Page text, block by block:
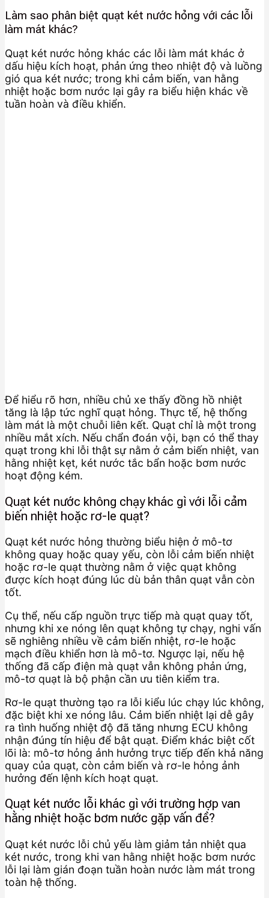
Làm sao phân biệt quạt két nước hỏng với các lỗi
làm mát khác?
Quạt két nước hỏng khác các lỗi làm mát khác ở
dấu hiệu kích hoạt, phản ứng theo nhiệt độ và luồng
gió qua két nước; trong khi cảm biến, van hằng
nhiệt hoặc bơm nước lại gây ra biểu hiện khác về
tuần hoàn và điều khiển.
Để hiểu rõ hơn, nhiều chủ xe thấy đồng hồ nhiệt
tăng là lập tức nghĩ quạt hỏng. Thực tế, hệ thống
làm mát là một chuỗi liên kết. Quạt chỉ là một trong
nhiều mắt xích. Nếu chẩn đoán vội, bạn có thể thay
quạt trong khi lỗi thật sự nằm ở cảm biến nhiệt, van
hằng nhiệt kẹt, két nước tắc bẩn hoặc bơm nước
hoạt động kém.
Quạt két nước không chạy khác gì với lỗi cảm
biến nhiệt hoặc rơ-le quạt?
Quạt két nước hỏng thường biểu hiện ở mô-tơ
không quay hoặc quay yếu, còn lỗi cảm biến nhiệt
hoặc rơ-le quạt thường nằm ở việc quạt không
được kích hoạt đúng lúc dù bản thân quạt vẫn còn
tốt.
Cụ thể, nếu cấp nguồn trực tiếp mà quạt quay tốt,
nhưng khi xe nóng lên quạt không tự chạy, nghi vấn
sẽ nghiêng nhiều về cảm biến nhiệt, rơ-le hoặc
mạch điều khiển hơn là mô-tơ. Ngược lại, nếu hệ
thống đã cấp điện mà quạt vẫn không phản ứng,
mô-tơ quạt là bộ phận cần ưu tiên kiểm tra.
Rơ-le quạt thường tạo ra lỗi kiểu lúc chạy lúc không,
đặc biệt khi xe nóng lâu. Cảm biến nhiệt lại dễ gây
ra tình huống nhiệt độ đã tăng nhưng ECU không
nhận đúng tín hiệu để bật quạt. Điểm khác biệt cốt
lõi là: mô-tơ hỏng ảnh hưởng trực tiếp đến khả năng
quay của quạt, còn cảm biến và rơ-le hỏng ảnh
hưởng đến lệnh kích hoạt quạt.
Quạt két nước lỗi khác gì với trường hợp van
hằng nhiệt hoặc bơm nước gặp vấn đề?
Quạt két nước lỗi chủ yếu làm giảm tản nhiệt qua
két nước, trong khi van hằng nhiệt hoặc bơm nước
lỗi lại làm gián đoạn tuần hoàn nước làm mát trong
toàn hệ thống.